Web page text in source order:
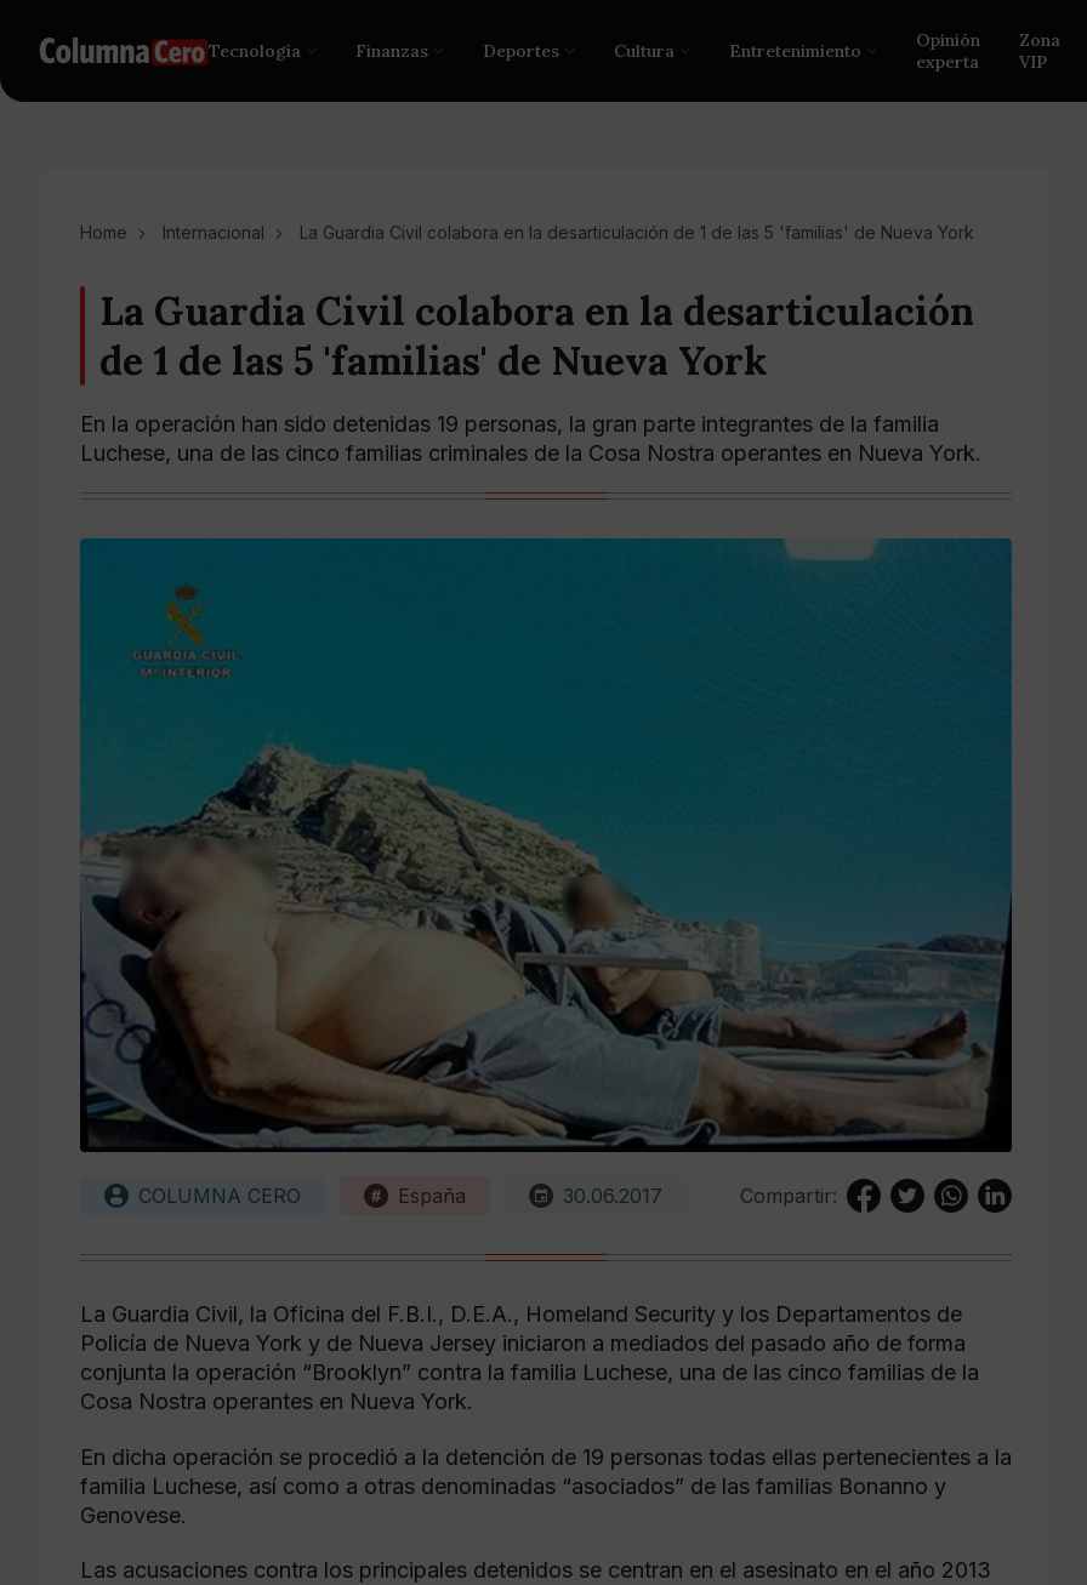
Tecnología Finanzas Deportes Cultura Entretenimiento
Opinión
experta
Zona
VIP
Home Internacional La Guardia Civil colabora en la desarticulación de 1 de las 5 'familias' de Nueva York
La Guardia Civil colabora en la desarticulación
de 1 de las 5 'familias' de Nueva York
En la operación han sido detenidas 19 personas, la gran parte integrantes de la familia
Luchese, una de las cinco familias criminales de la Cosa Nostra operantes en Nueva York.
COLUMNA CERO España 30.06.2017 Compartir:
La Guardia Civil, la Oficina del F.B.I., D.E.A., Homeland Security y los Departamentos de
Policía de Nueva York y de Nueva Jersey iniciaron a mediados del pasado año de forma
conjunta la operación “Brooklyn” contra la familia Luchese, una de las cinco familias de la
Cosa Nostra operantes en Nueva York.
En dicha operación se procedió a la detención de 19 personas todas ellas pertenecientes a la
familia Luchese, así como a otras denominadas “asociados” de las familias Bonanno y
Genovese.
Las acusaciones contra los principales detenidos se centran en el asesinato en el año 2013